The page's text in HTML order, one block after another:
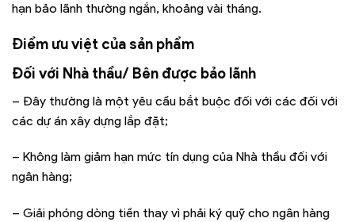
hạn bảo lãnh thường ngắn, khoảng vài tháng.
Điểm ưu việt của sản phẩm
Đối với Nhà thầu/ Bên được bảo lãnh
– Đây thường là một yêu cầu bắt buộc đối với các đối với
các dự án xây dựng lắp đặt;
– Không làm giảm hạn mức tín dụng của Nhà thầu đối với
ngân hàng;
– Giải phóng dòng tiền thay vì phải ký quỹ cho ngân hàng